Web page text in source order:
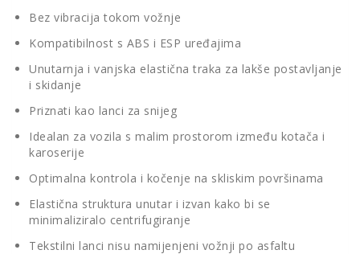
Bez vibracija tokom vožnje
Kompatibilnost s ABS i ESP uređajima
Unutarnja i vanjska elastična traka za lakše postavljanje
i skidanje
Priznati kao lanci za snijeg
Idealan za vozila s malim prostorom između kotača i
karoserije
Optimalna kontrola i kočenje na skliskim površinama
Elastična struktura unutar i izvan kako bi se
minimaliziralo centrifugiranje
Tekstilni lanci nisu namijenjeni vožnji po asfaltu